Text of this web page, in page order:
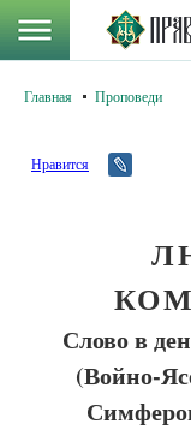
Главная Проповеди
Нравится
Слово в
(Войно-